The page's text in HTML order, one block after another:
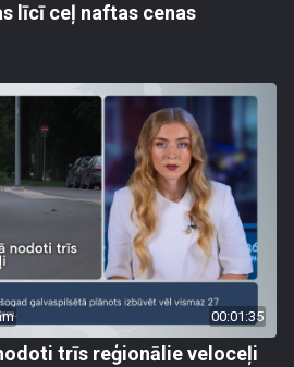
līcī ceļ naftas cenas
00:01:35
trīs reģionālie veloceļi